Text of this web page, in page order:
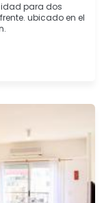
para dos
ubicado en el